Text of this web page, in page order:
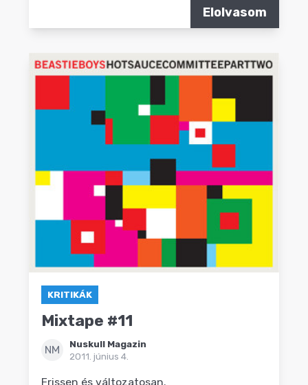
Elolvasom
KRITIKÁK
Mixtape #11
NM
Nuskull Magazin
2011. június 4.
Frissen és változatosan.